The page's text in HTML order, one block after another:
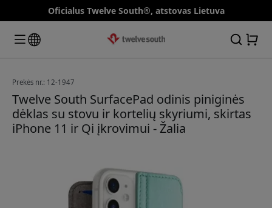
Oficialus Twelve South®, atstovas Lietuva
Prekės nr.: 12-1947
Twelve South SurfacePad odinis piniginės
dėklas su stovu ir kortelių skyriumi, skirtas
iPhone 11 ir Qi įkrovimui - Žalia